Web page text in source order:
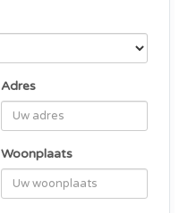
Adres
Woonplaats